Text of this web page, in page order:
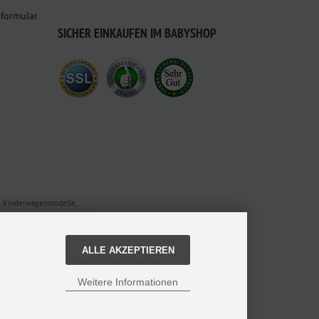
SICHER EINKAUFEN IM BABYSHOP
Kinderwagenmodelle,
oder bestellt online bei uns.
Familienfachgeschäft für Babyausstattung.
Versandinformationen.
ALLE AKZEPTIEREN
Weitere Informationen